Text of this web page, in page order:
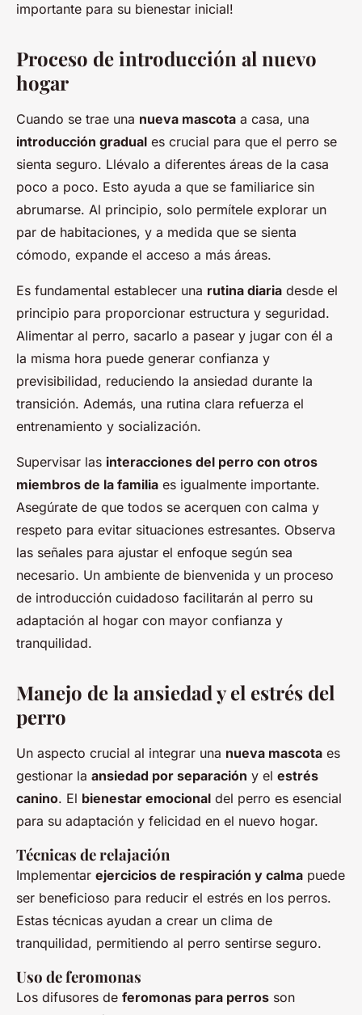
importante para su bienestar inicial!
Proceso de introducción al nuevo
hogar
Cuando se trae una nueva mascota a casa, una
introducción gradual es crucial para que el perro se
sienta seguro. Llévalo a diferentes áreas de la casa
poco a poco. Esto ayuda a que se familiarice sin
abrumarse. Al principio, solo permítele explorar un
par de habitaciones, y a medida que se sienta
cómodo, expande el acceso a más áreas.
Es fundamental establecer una rutina diaria desde el
principio para proporcionar estructura y seguridad.
Alimentar al perro, sacarlo a pasear y jugar con él a
la misma hora puede generar confianza y
previsibilidad, reduciendo la ansiedad durante la
transición. Además, una rutina clara refuerza el
entrenamiento y socialización.
Supervisar las interacciones del perro con otros
miembros de la familia es igualmente importante.
Asegúrate de que todos se acerquen con calma y
respeto para evitar situaciones estresantes. Observa
las señales para ajustar el enfoque según sea
necesario. Un ambiente de bienvenida y un proceso
de introducción cuidadoso facilitarán al perro su
adaptación al hogar con mayor confianza y
tranquilidad.
Manejo de la ansiedad y el estrés del
perro
Un aspecto crucial al integrar una nueva mascota es
gestionar la ansiedad por separación y el estrés
canino. El bienestar emocional del perro es esencial
para su adaptación y felicidad en el nuevo hogar.
Técnicas de relajación
Implementar ejercicios de respiración y calma puede
ser beneficioso para reducir el estrés en los perros.
Estas técnicas ayudan a crear un clima de
tranquilidad, permitiendo al perro sentirse seguro.
Uso de feromonas
Los difusores de feromonas para perros son